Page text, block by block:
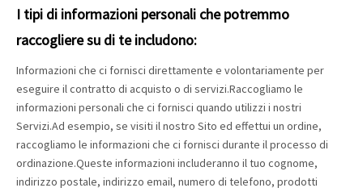
I tipi di informazioni personali che potremmo
raccogliere su di te includono:
Informazioni che ci fornisci direttamente e volontariamente per
eseguire il contratto di acquisto o di servizi.Raccogliamo le
informazioni personali che ci fornisci quando utilizzi i nostri
Servizi.Ad esempio, se visiti il ​​nostro Sito ed effettui un ordine,
raccogliamo le informazioni che ci fornisci durante il processo di
ordinazione.Queste informazioni includeranno il tuo cognome,
indirizzo postale, indirizzo email, numero di telefono, prodotti